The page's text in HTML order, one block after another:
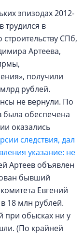
эпизодах 2012-
трудился в
СПб,
Артеева,
получили
рублей.
не вернули. По
была обеспечена
оказались
следствия, дал
указание: не
Артеев объявлен
бывший
Евгений
18 млн рублей.
при обысках ни у
(По крайней